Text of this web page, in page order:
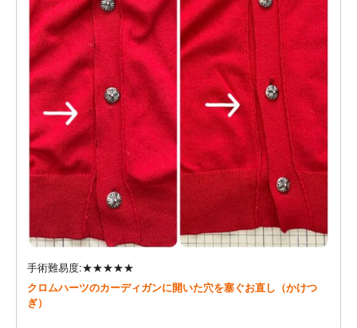
手術難易度:★★★★★
クロムハーツのカーディガンに開いた穴を塞ぐお直し（かけつ
ぎ）